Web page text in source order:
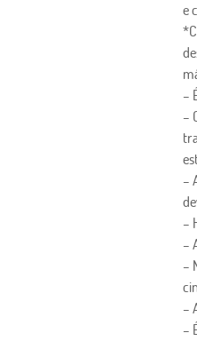
e
–
–
–
–
–
–
–
–